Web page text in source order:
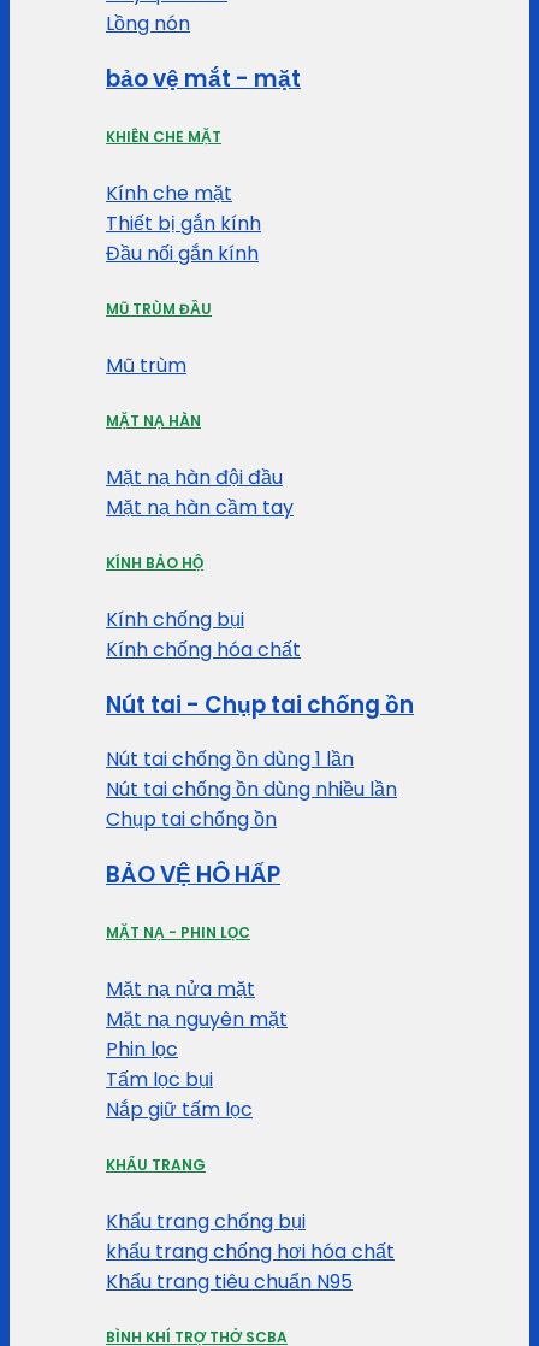
Lồng nón
bảo vệ mắt - mặt
KHIÊN CHE MẶT
Kính che mặt
Thiết bị gắn kính
Đầu nối gắn kính
MŨ TRÙM ĐẦU
Mũ trùm
MẶT NẠ HÀN
Mặt nạ hàn đội đầu
Mặt nạ hàn cầm tay
KÍNH BẢO HỘ
Kính chống bụi
Kính chống hóa chất
Nút tai - Chụp tai chống ồn
Nút tai chống ồn dùng 1 lần
Nút tai chống ồn dùng nhiều lần
Chụp tai chống ồn
BẢO VỆ HÔ HẤP
MẶT NẠ - PHIN LỌC
Mặt nạ nửa mặt
Mặt nạ nguyên mặt
Phin lọc
Tấm lọc bụi
Nắp giữ tấm lọc
KHẨU TRANG
Khẩu trang chống bụi
khẩu trang chống hơi hóa chất
Khẩu trang tiêu chuẩn N95
BÌNH KHÍ TRỢ THỞ SCBA